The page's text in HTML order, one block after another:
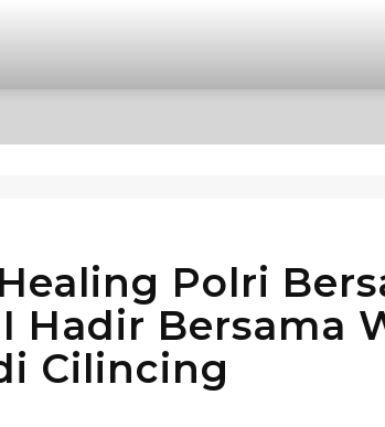
Polri
Hadir Bersama
Cilincing